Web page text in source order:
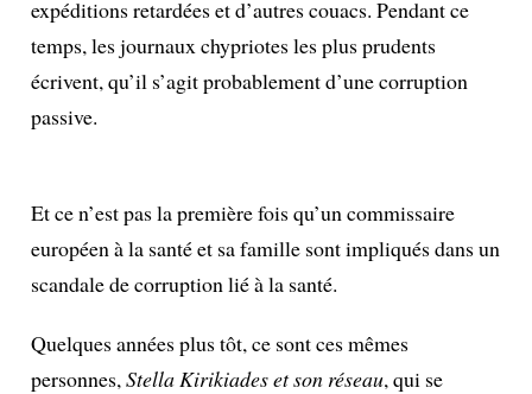
expéditions retardées et d’autres couacs. Pendant ce
temps, les journaux chypriotes les plus prudents
écrivent, qu’il s’agit probablement d’une corruption
passive.
Et ce n’est pas la première fois qu’un commissaire
européen à la santé et sa famille sont impliqués dans un
scandale de corruption lié à la santé.
Quelques années plus tôt, ce sont ces mêmes
personnes,Stella Kirikiades et son réseau, qui se